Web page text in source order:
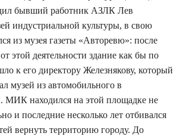
бывший работник АЗЛК Лев
индустриальной культуры, в свою
из музея газеты «Авторевю»: после
этой деятельности здание как бы по
к его директору Железнякову, который
музей из автомобильного в
МИК находился на этой площадке не
и последние несколько лет отбивался
вернуть территорию городу. До